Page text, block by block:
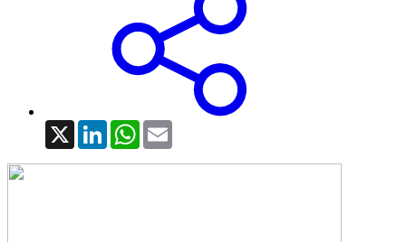
X LinkedInWhatsApp